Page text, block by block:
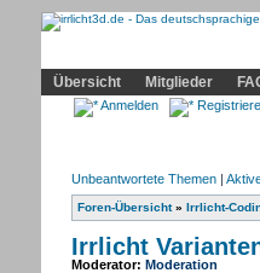
Übersicht
Mitglieder
Anmelden
Unbeantwortete Themen|
Foren-Übersicht» Irrlicht-
Irrlicht
Moderator: Moderation